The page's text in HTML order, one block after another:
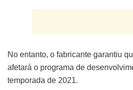
No entanto, o fabricante garantiu
afetará o programa de
temporada de 2021.